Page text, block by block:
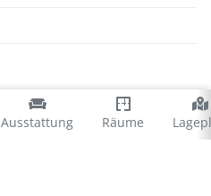
Ausstattung Räume